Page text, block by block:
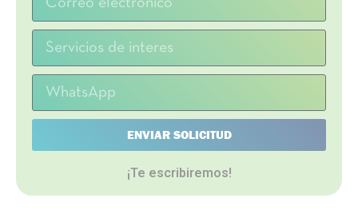
ENVIAR SOLICITUD
¡Te escribiremos!